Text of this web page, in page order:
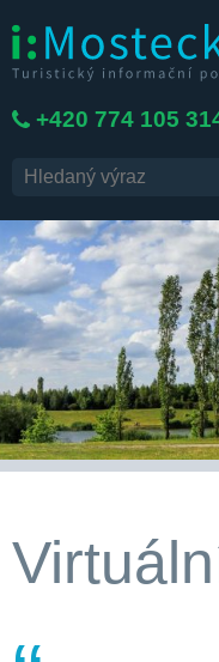
+420 774 105